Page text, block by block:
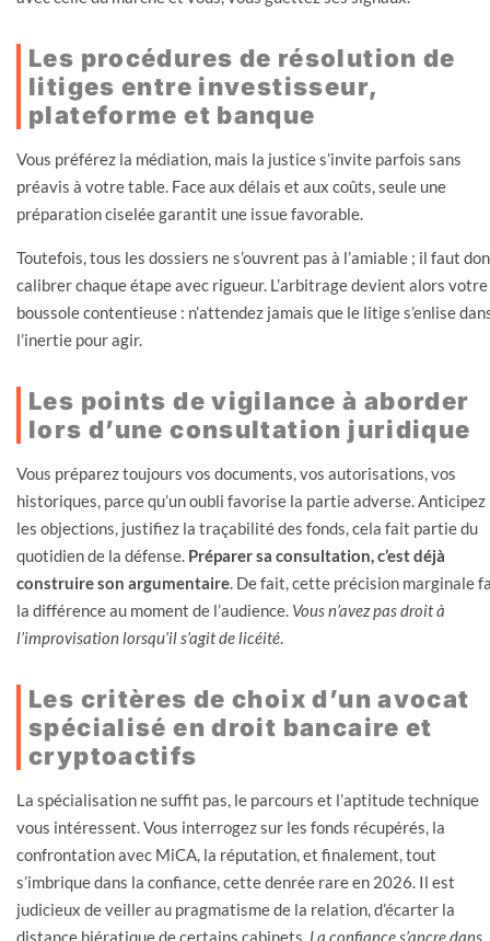
Les procédures de résolution de
litiges entre investisseur,
plateforme et banque
Vous préférez la médiation, mais la justice s’invite parfois sans
préavis à votre table. Face aux délais et aux coûts, seule une
préparation ciselée garantit une issue favorable.
Toutefois, tous les dossiers ne s’ouvrent pas à l’amiable ; il faut
calibrer chaque étape avec rigueur. L’arbitrage devient alors votre
boussole contentieuse : n’attendez jamais que le litige s’enlise
l’inertie pour agir.
Les points de vigilance à aborder
lors d’une consultation juridique
Vous préparez toujours vos documents, vos autorisations, vos
historiques, parce qu’un oubli favorise la partie adverse. Anticipez
les objections, justifiez la traçabilité des fonds, cela fait partie du
quotidien de la défense. Préparer sa consultation, c’est déjà
construire son argumentaire. De fait, cette précision marginale
la différence au moment de l’audience. Vous n’avez pas droit à
l’improvisation lorsqu’il s’agit de licéité.
Les critères de choix d’un avocat
spécialisé en droit bancaire et
cryptoactifs
La spécialisation ne suffit pas, le parcours et l’aptitude technique
vous intéressent. Vous interrogez sur les fonds récupérés, la
confrontation avec MiCA, la réputation, et finalement, tout
s’imbrique dans la confiance, cette denrée rare en 2026. Il est
judicieux de veiller au pragmatisme de la relation, d’écarter la
distance hiératique de certains cabinets. La confiance s’ancre dans